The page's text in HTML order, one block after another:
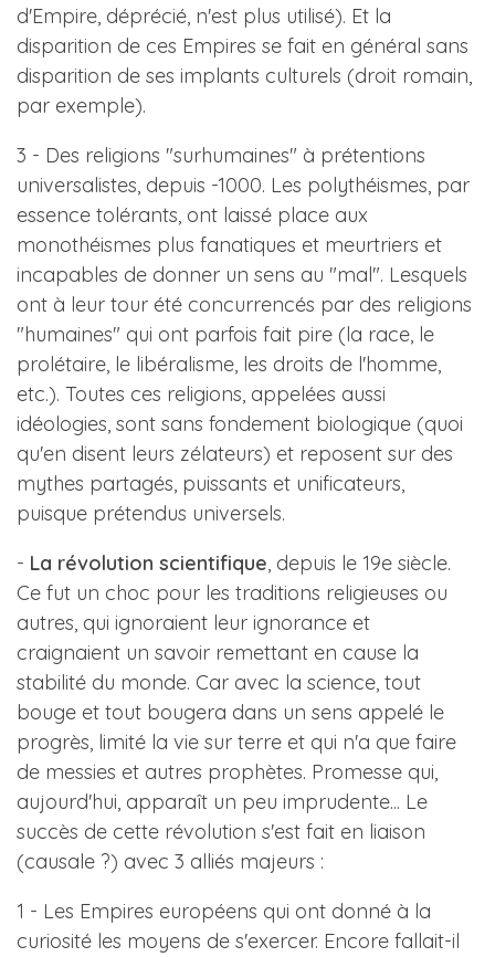
d'Empire, déprécié, n'est plus utilisé). Et la
disparition de ces Empires se fait en général sans
disparition de ses implants culturels (droit romain,
par exemple).
3 - Des religions "surhumaines" à prétentions
universalistes, depuis -1000. Les polythéismes, par
essence tolérants, ont laissé place aux
monothéismes plus fanatiques et meurtriers et
incapables de donner un sens au "mal". Lesquels
ont à leur tour été concurrencés par des religions
"humaines" qui ont parfois fait pire (la race, le
prolétaire, le libéralisme, les droits de l'homme,
etc.). Toutes ces religions, appelées aussi
idéologies, sont sans fondement biologique (quoi
qu'en disent leurs zélateurs) et reposent sur des
mythes partagés, puissants et unificateurs,
puisque prétendus universels.
- La révolution scientifique, depuis le 19e siècle.
Ce fut un choc pour les traditions religieuses ou
autres, qui ignoraient leur ignorance et
craignaient un savoir remettant en cause la
stabilité du monde. Car avec la science, tout
bouge et tout bougera dans un sens appelé le
progrès, limité la vie sur terre et qui n'a que faire
de messies et autres prophètes. Promesse qui,
aujourd'hui, apparaît un peu imprudente... Le
succès de cette révolution s'est fait en liaison
(causale ?) avec 3 alliés majeurs :
1 - Les Empires européens qui ont donné à la
curiosité les moyens de s'exercer. Encore fallait-il